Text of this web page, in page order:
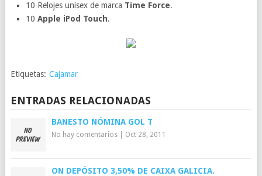
10 Relojes unisex de marca Time Force.
10Apple iPod Touch.
Etiquetas: Cajamar
ENTRADAS RELACIONADAS
BANESTO NÓMINA GOL T
No hay comentarios| Oct 28, 2011
ON DEPÓSITO 3,50% DE CAIXA GALICIA.